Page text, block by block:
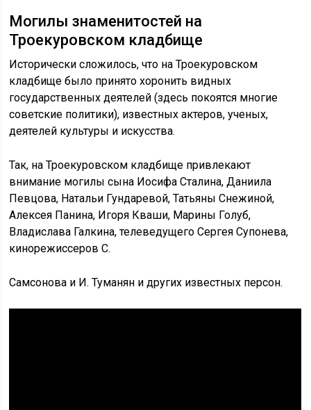
Могилы знаменитостей на
Троекуровском кладбище
Исторически сложилось, что на Троекуровском
кладбище было принято хоронить видных
государственных деятелей (здесь покоятся многие
советские политики), известных актеров, ученых,
деятелей культуры и искусства.
Так, на Троекуровском кладбище привлекают
внимание могилы сына Иосифа Сталина, Даниила
Певцова, Натальи Гундаревой, Татьяны Снежиной,
Алексея Панина, Игоря Кваши, Марины Голуб,
Владислава Галкина, телеведущего Сергея Супонева,
кинорежиссеров С.
Самсонова и И. Туманян и других известных персон.